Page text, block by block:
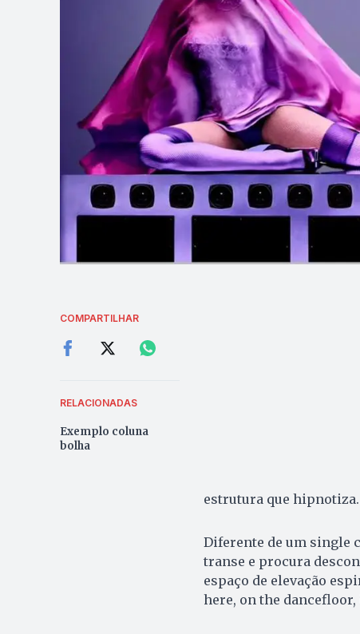
COMPARTILHAR
RELACIONADAS
Exemplo coluna
bolha
estrutura que hipnotiza.
Diferente de um single
transe e procura
espaço de elevação
here, on the